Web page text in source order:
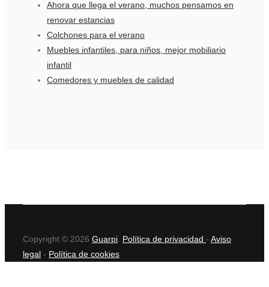
Ahora que llega el verano, muchos pensamos en
renovar estancias
Colchones para el verano
Muebles infantiles, para niños, mejor mobiliario
infantil
Comedores y muebles de calidad
Copyright © 2026 Guarpi Política de privacidad - Aviso
legal - Política de cookies